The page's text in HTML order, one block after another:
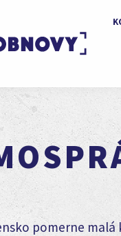
pomerne